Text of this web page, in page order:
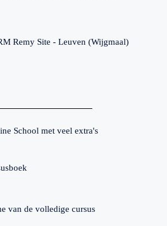
Remy Site - Leuven (Wijgmaal)
School met veel extra's
van de volledige cursus